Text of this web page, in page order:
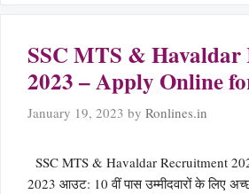
SSC MTS &
2023 – Apply Online
January 19, 2023 by Ronlines.in
SSC MTS & Havaldar Recruitment
2023 आउट: 10 वीं पास उम्मीदवारों के लिए